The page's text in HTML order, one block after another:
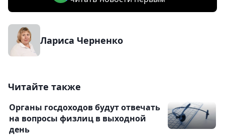
Лариса Черненко
Читайте также
Органы госдоходов будут отвечать
на вопросы физлиц в выходной
день